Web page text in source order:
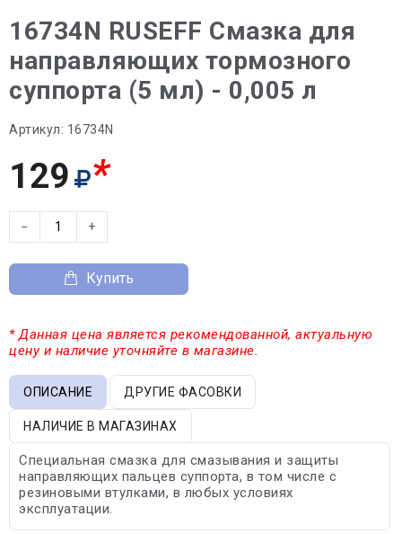
16734N RUSEFF Смазка для
направляющих тормозного
суппорта (5 мл) - 0,005 л
Артикул: 16734N
129 *
− +
Купить
* Данная цена является рекомендованной, актуальную
цену и наличие уточняйте в магазине.
ОПИСАНИЕ ДРУГИЕ ФАСОВКИ
НАЛИЧИЕ В МАГАЗИНАХ
Специальная смазка для смазывания и защиты
направляющих пальцев суппорта, в том числе с
резиновыми втулками, в любых условиях
эксплуатации.